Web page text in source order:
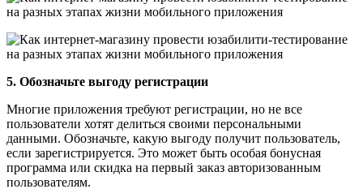
5. Обозначьте выгоду регистрации
Многие приложения требуют регистрации, но не все
пользователи хотят делиться своими персональными
данными. Обозначьте, какую выгоду получит пользователь,
если зарегистрируется. Это может быть особая бонусная
программа или скидка на первый заказ авторизованным
пользователям.